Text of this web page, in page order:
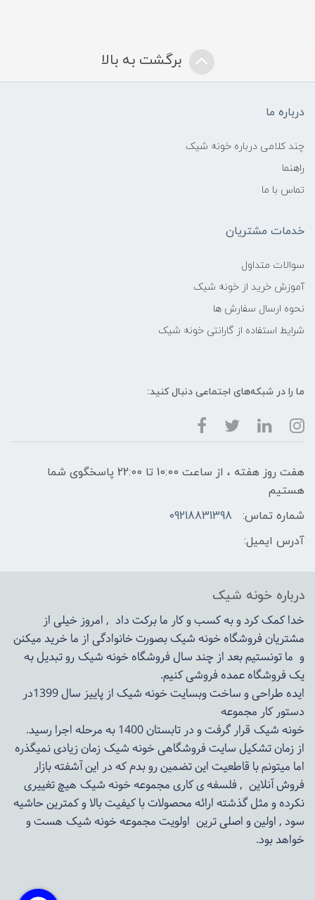
برگشت به بالا
درباره ما
چند کلامی درباره خونه شیک
راهنما
تماس با ما
خدمات مشتریان
سوالات متداول
آموزش خرید از خونه شیک
نحوه ارسال سفارش ها
شرایط استفاده از گارانتی خونه شیک
ما را در شبکه‌های اجتماعی دنبال کنید:
هفت روز هفته ، از ساعت 10:00 تا 22:00 پاسخگوی شما
هستیم
شماره تماس:
09218831398
آدرس ایمیل:
درباره خونه شیک
خدا کمک کرد و به کسب و کار ما برکت داد , امروز خیلی از
مشتریان فروشگاه خونه شیک بصورت خانوادگی از ما خرید میکنن
و ما تونستیم بعد از چند سال فروشگاهخونه شیکرو تبدیل به
یک فروشگاه عمده فروشی کنیم.
ایده طراحی و ساخت وبسایت خونه شیک از پاییز سال 1399در
دستور کار مجموعه
خونه شیک قرار گرفت و در تابستان 1400 به مرحله اجرا رسید.
از زمان تشکیل سایت فروشگاهیخونه شیکزمان زیادی نمیگذره
اما میتونم با قاطعیت این تضمین رو بدم که در این آشفته بازار
فروش آنلاین , فلسفه ی کاری مجموعهخونه شیک هیچ تغییری
نکرده و مثل گذشته ارائه محصولات با کیفیت بالا و کمترین حاشیه
سود , اولین و اصلی ترین اولویت مجموعهخونه شیک هست و
خواهد بود.